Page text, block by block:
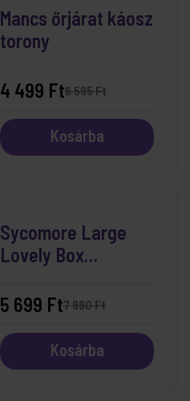
Mancs őrjárat káosz
torony
6 595 Ft
4 499 Ft
Kosárba
Sycomore Large
Lovely Box
7 990 Ft
5 699 Ft
Kosárba